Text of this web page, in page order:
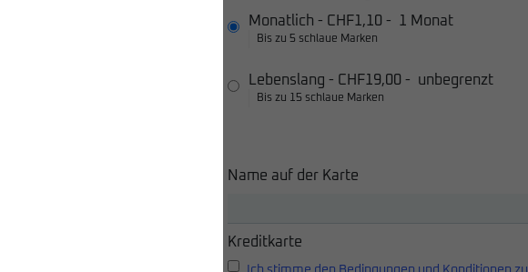
Monatlich - CHF1,10 - 1 Monat
Bis zu 5 schlaue Marken
Lebenslang - CHF19,00 - unbegrenzt
Bis zu 15 schlaue Marken
Name auf der Karte
Kreditkarte